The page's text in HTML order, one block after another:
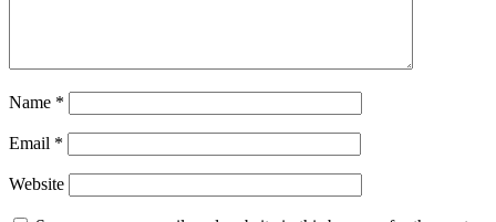
Name *
Email *
Website